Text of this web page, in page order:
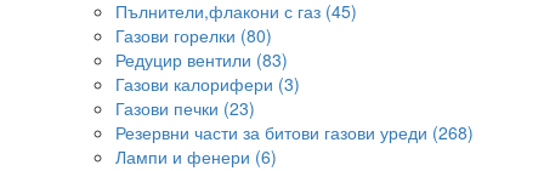
Пълнители,флакони с газ (45)
Газови горелки (80)
Редуцир вентили (83)
Газови калорифери (3)
Газови печки (23)
Резервни части за битови газови уреди (268)
Лампи и фенери (6)